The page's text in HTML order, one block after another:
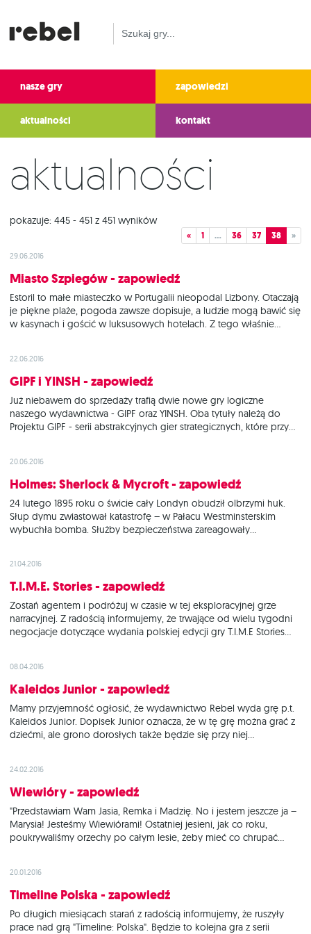
nasze gry zapowiedzi
aktualności kontakt
Aktualności
pokazuje: 445 - 451 z 451 wyników
« 1 … 36 37 38 »
29.06.2016
Miasto Szpiegów - zapowiedź
Estoril to małe miasteczko w Portugalii nieopodal Lizbony. Otaczają
je piękne plaże, pogoda zawsze dopisuje, a ludzie mogą bawić się
w kasynach i gościć w luksusowych hotelach. Z tego właśnie
dyplomatów i wysoko postawionych polityków.
22.06.2016
GIPF i YINSH - zapowiedź
Już niebawem do sprzedaży trafią dwie nowe gry logiczne
naszego wydawnictwa - GIPF oraz YINSH. Oba tytuły należą do
Projektu GIPF - serii abstrakcyjnych gier strategicznych, które przy
intelektualne. Dzięki utrzymaniu prostej, eleganckiej oprawy
graficznej
20.06.2016
Holmes: Sherlock & Mycroft - zapowiedź
24 lutego 1895 roku o świcie cały Londyn obudził olbrzymi huk.
Słup dymu zwiastował katastrofę – w Pałacu Westminsterskim
wybuchła bomba. Służby bezpieczeństwa zareagowały
ruchami anarchistycznymi. Mycroft Holmes prowadzi śledztwo z
ramienia Korony. Próbuje ustalić, czy
21.04.2016
T.I.M.E. Stories - zapowiedź
Zostań agentem i podróżuj w czasie w tej eksploracyjnej grze
narracyjnej. Z radością informujemy, że trwające od wielu tygodni
negocjacje dotyczące wydania polskiej edycji gry T.I.M.E Stories
edycji za pośrednictwem akcji
08.04.2016
Kaleidos Junior - zapowiedź
Mamy przyjemność ogłosić, że wydawnictwo Rebel wyda grę p.t.
Kaleidos Junior. Dopisek Junior oznacza, że w tę grę można grać z
dziećmi, ale grono dorosłych także będzie się przy niej
odpowiadających wylosowanej kategorii (coś miękkiego, coś
24.02.2016
Wiewióry - zapowiedź
"Przedstawiam Wam Jasia, Remka i Madzię. No i jestem jeszcze ja –
Marysia! Jesteśmy Wiewiórami! Ostatniej jesieni, jak co roku,
poukrywaliśmy orzechy po całym lesie, żeby mieć co chrupać
20.01.2016
Timeline Polska - zapowiedź
Po długich miesiącach starań z radością informujemy, że ruszyły
prace nad grą "Timeline: Polska". Będzie to kolejna gra z serii